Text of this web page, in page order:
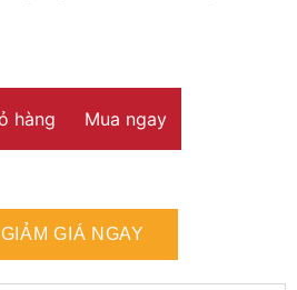
hàng Mua ngay
GIÁ NGAY